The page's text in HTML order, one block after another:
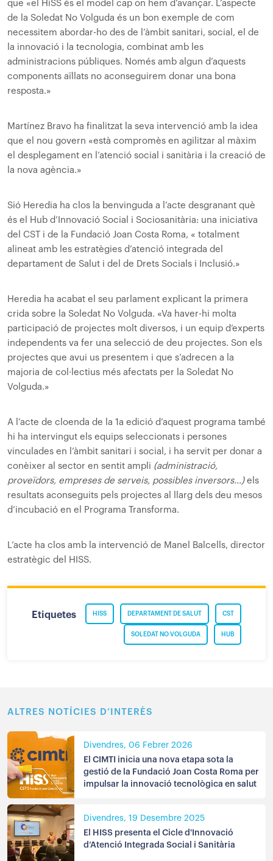
que «el HiSS és el model cap on hem d’avançar. L’aspecte
de la Soledat No Volguda és un bon exemple de com
necessitem abordar-ho des de l’àmbit sanitari, social, el de
la innovació i la tecnologia, combinat amb les
administracions públiques. Només amb algun d’aquests
components aïllats no aconseguirem donar una bona
resposta.»
Martínez Bravo ha finalitzat la seva intervenció amb la idea
que el nou govern «està compromès en agilitzar al màxim
el desplegament en l’atenció social i sanitària i la creació de
la nova agència.»
Sió Heredia ha clos la benvinguda a l’acte desgranant què
és el Hub d’Innovació Social i Sociosanitària: una iniciativa
del CST i de la Fundació Joan Costa Roma, « totalment
alineat amb les estratègies d’atenció integrada del
departament de Salut i del de Drets Socials i Inclusió.»
Heredia ha acabat el seu parlament explicant la primera
crida sobre la Soledat No Volguda. «Va haver-hi molta
participació de projectes molt diversos, i un equip d’experts
independents va fer una selecció de deu projectes. Son els
projectes que avui us presentem i que s’adrecen a la
majoria de col·lectius més afectats per la Soledat No
Volguda.»
A l’acte de cloenda de la 1a edició d’aquest programa també
hi ha intervingut els equips seleccionats i persones
vinculades en l’àmbit sanitari i social, i ha servit per donar a
conèixer al sector en sentit ampli (administració,
proveïdors, empreses de serveis, possibles inversors…)els
resultats aconseguits pels projectes al llarg dels deu mesos
d’incubació en el Programa Transforma.
L’acte ha clos amb la intervenció de Manel Balcells, director
estratègic del HISS.
Etiquetes CST
DEPARTAMENT DE SALUT
HISS
HUB
SOLEDAT NO VOLGUDA
ALTRES NOTÍCIES D’INTERÈS
Divendres, 06 Febrer 2026
El CIMTI inicia una nova etapa sota la
gestió de la Fundació Joan Costa Roma per
impulsar la innovació tecnològica en salut
Divendres, 19 Desembre 2025
El HISS presenta el Cicle d'Innovació
d’Atenció Integrada Social i Sanitària